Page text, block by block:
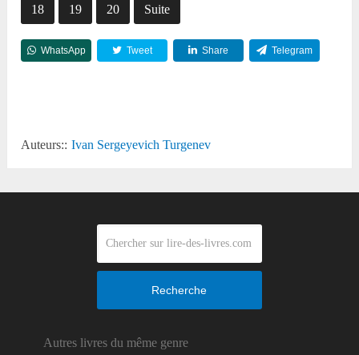
18 19 20 Suite
WhatsApp Tweet Share Telegram
Auteurs:: Ivan Sergeyevich Turgenev
Recherche
Autres livres du même genre